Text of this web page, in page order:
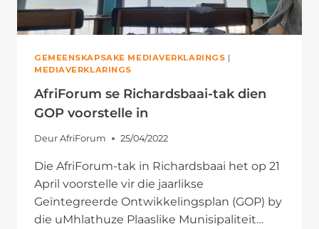
GEMEENSKAPSAKE MEDIAVERKLARINGS |
MEDIAVERKLARINGS
AfriForum se Richardsbaai-tak dien
GOP voorstelle in
Deur AfriForum 25/04/2022
Die AfriForum-tak in Richardsbaai het op 21
April voorstelle vir die jaarlikse
Geïntegreerde Ontwikkelingsplan (GOP) by
die uMhlathuze Plaaslike Munisipaliteit…